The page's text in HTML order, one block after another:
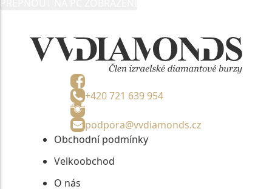
+420 721 639 954
podpora@vvdiamonds.cz
Obchodní podmínky
Velkoobchod
O nás